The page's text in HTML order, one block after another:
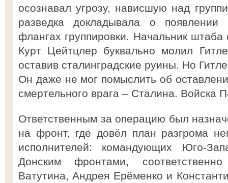
осознавал угрозу, нависшую над
разведка докладывала о
флангах группировки. Начальник
Курт Цейтцлер буквально молил
оставив сталинградские руины. Но
Он даже не мог помыслить об
смертельного врага – Сталина. Войска
Ответственным за операцию был
на фронт, где довёл план разгрома
исполнителей: командующих Юго-
Донским фронтами,
Ватутина, Андрея Ерёменко и